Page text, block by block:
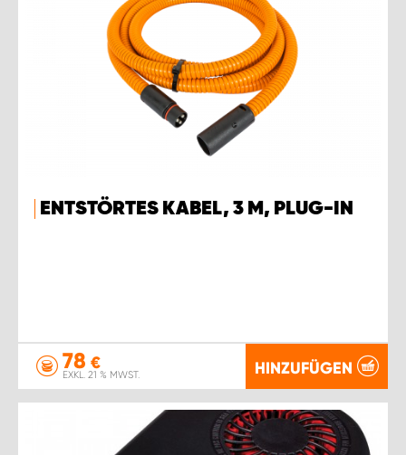
ENTSTÖRTES KABEL, 3 M, PLUG-IN
78 €
EXKL. 21 % MWST. HINZUFÜGEN